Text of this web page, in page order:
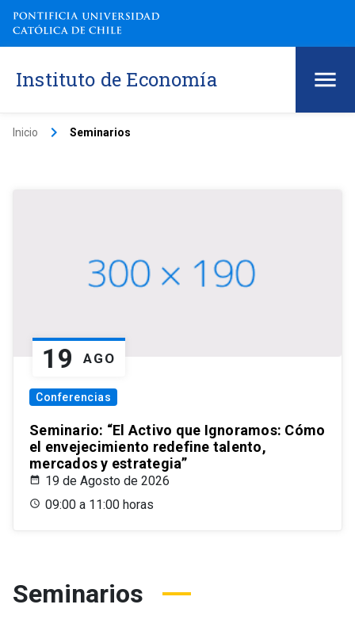
Instituto de Economía
Inicio keyboard_arrow_right Seminarios
19 AGO
Conferencias
Seminario: “El Activo que Ignoramos: Cómo
el envejecimiento redefine talento,
mercados y estrategia”
19 de Agosto de 2026
09:00 a 11:00 horas
Seminarios